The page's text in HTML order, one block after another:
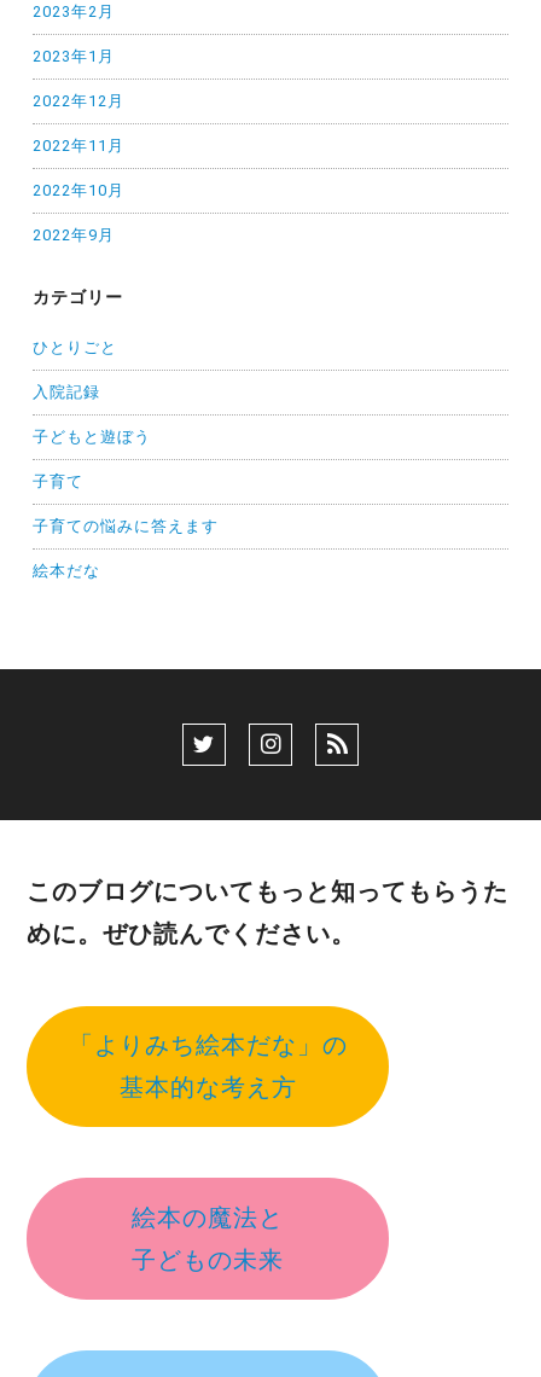
2023年2月
2023年1月
2022年12月
2022年11月
2022年10月
2022年9月
カテゴリー
ひとりごと
入院記録
子どもと遊ぼう
子育て
子育ての悩みに答えます
絵本だな
このブログについてもっと知ってもらうた
めに。ぜひ読んでください。
「よりみち絵本だな」の
基本的な考え方
絵本の魔法と
子どもの未来